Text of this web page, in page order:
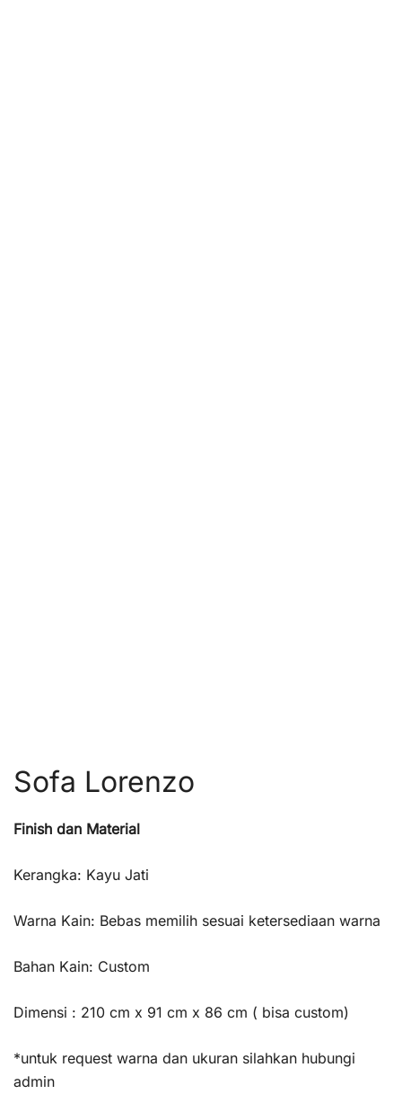
Sofa Lorenzo
Finish dan Material
Kerangka: Kayu Jati
Warna Kain: Bebas memilih sesuai ketersediaan warna
Bahan Kain: Custom
Dimensi : 210 cm x 91 cm x 86 cm ( bisa custom)
*untuk request warna dan ukuran silahkan hubungi
admin